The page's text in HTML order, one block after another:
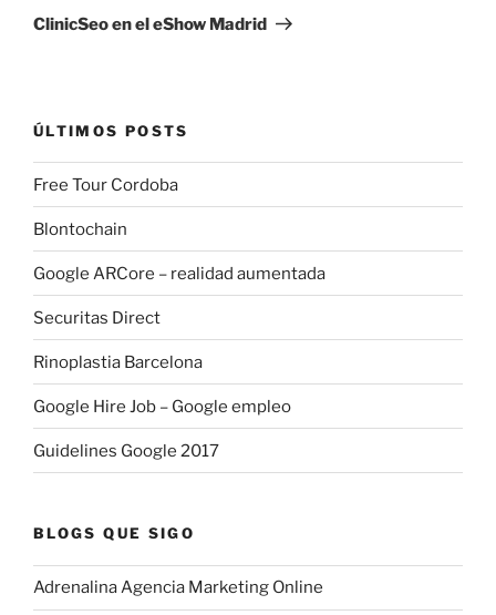
entrada
ClinicSeo en el eShow Madrid
ÚLTIMOS POSTS
Free Tour Cordoba
Blontochain
Google ARCore – realidad aumentada
Securitas Direct
Rinoplastia Barcelona
Google Hire Job – Google empleo
Guidelines Google 2017
BLOGS QUE SIGO
Adrenalina Agencia Marketing Online